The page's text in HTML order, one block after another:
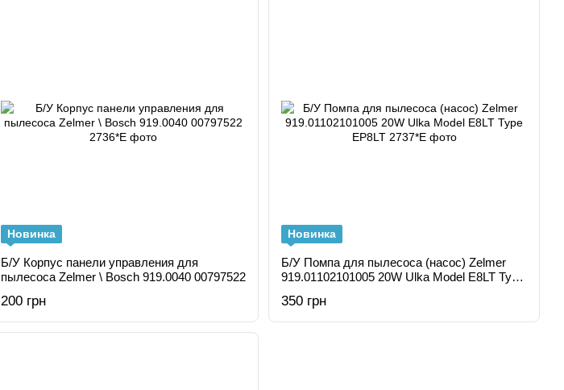
Новинка
Б/У Корпус панели управления для
пылесоса Zelmer \ Bosch 919.0040 00797522
200 грн
Новинка
Б/У Помпа для пылесоса (насос) Zelmer
919.01102101005 20W Ulka Model E8LT Type
350 грн